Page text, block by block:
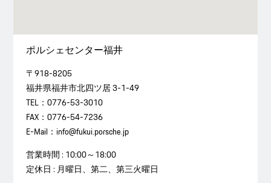
ポルシェセンター福井
〒918-8205
福井県福井市北四ツ居 3-1-49
TEL：0776-53-3010
FAX：0776-54-7236
E-Mail：info@fukui.porsche.jp
営業時間 : 10:00～18:00
定休日 : 月曜日、第二、第三火曜日